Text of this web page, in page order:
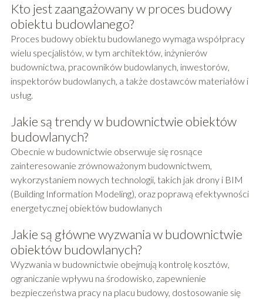
Kto jest zaangażowany w proces budowy
obiektu budowlanego?
Proces budowy obiektu budowlanego wymaga współpracy
wielu specjalistów, w tym architektów, inżynierów
budownictwa, pracowników budowlanych, inwestorów,
inspektorów budowlanych, a także dostawców materiałów i
usług.
Jakie są trendy w budownictwie obiektów
budowlanych?
Obecnie w budownictwie obserwuje się rosnące
zainteresowanie zrównoważonym budownictwem,
wykorzystaniem nowych technologii, takich jak drony i BIM
(Building Information Modeling), oraz poprawą efektywności
energetycznej obiektów budowlanych
Jakie są główne wyzwania w budownictwie
obiektów budowlanych?
Wyzwania w budownictwie obejmują kontrolę kosztów,
ograniczanie wpływu na środowisko, zapewnienie
bezpieczeństwa pracy na placu budowy, dostosowanie się